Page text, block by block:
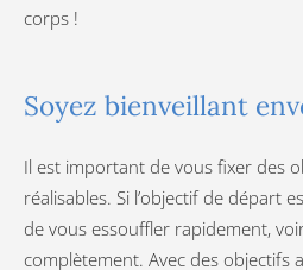
corps !
Soyez bienveillant
Il est important de vous fixer des
réalisables. Si l’objectif de départ
de vous essouffler rapidement,
complètement. Avec des objectifs